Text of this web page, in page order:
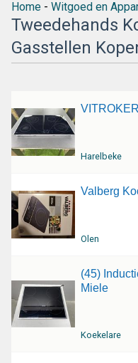
Home - Witgoed en
Tweedehands
Gasstellen
Harelbeke
Valberg
Olen
(45)
Miele
Koekelare